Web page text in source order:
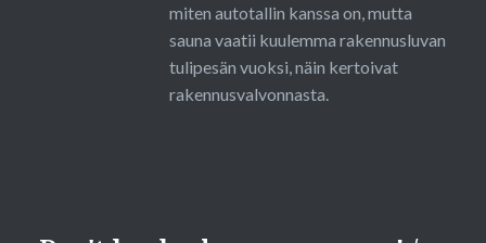
miten autotallin kanssa on, mutta
sauna vaatii kuulemma rakennusluvan
tulipesän vuoksi, näin kertoivat
rakennusvalvonnasta.